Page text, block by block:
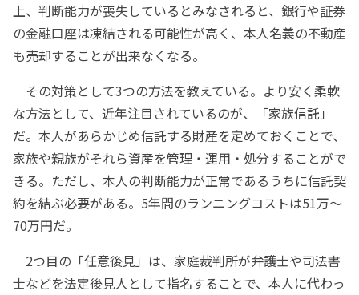
上、判断能力が喪失しているとみなされると、銀行や証券
の金融口座は凍結される可能性が高く、本人名義の不動産
も売却することが出来なくなる。
その対策として3つの方法を教えている。より安く柔軟
な方法として、近年注目されているのが、「家族信託」
だ。本人があらかじめ信託する財産を定めておくことで、
家族や親族がそれら資産を管理・運用・処分することがで
きる。ただし、本人の判断能力が正常であるうちに信託契
約を結ぶ必要がある。5年間のランニングコストは51万～
70万円だ。
2つ目の「任意後見」は、家庭裁判所が弁護士や司法書
士などを法定後見人として指名することで、本人に代わっ